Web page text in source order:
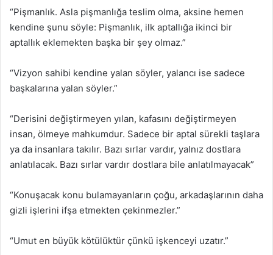
“Pişmanlık. Asla pişmanlığa teslim olma, aksine hemen
kendine şunu söyle: Pişmanlık, ilk aptallığa ikinci bir
aptallık eklemekten başka bir şey olmaz.”
“Vizyon sahibi kendine yalan söyler, yalancı ise sadece
başkalarına yalan söyler.”
“Derisini değiştirmeyen yılan, kafasını değiştirmeyen
insan, ölmeye mahkumdur. Sadece bir aptal sürekli taşlara
ya da insanlara takılır. Bazı sırlar vardır, yalnız dostlara
anlatılacak. Bazı sırlar vardır dostlara bile anlatılmayacak”
“Konuşacak konu bulamayanların çoğu, arkadaşlarının daha
gizli işlerini ifşa etmekten çekinmezler.”
“Umut en büyük kötülüktür çünkü işkenceyi uzatır.”